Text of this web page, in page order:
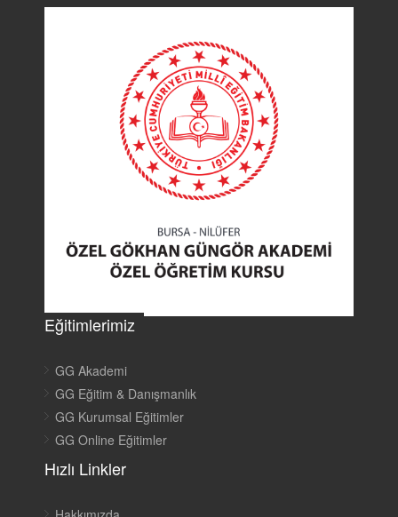
Eğitimlerimiz
GG Akademi
GG Eğitim & Danışmanlık
GG Kurumsal Eğitimler
GG Online Eğitimler
Hızlı Linkler